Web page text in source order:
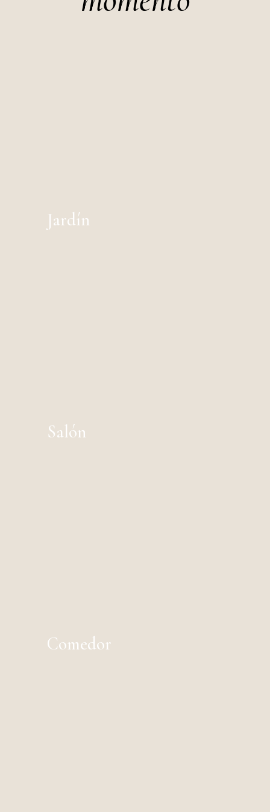
Jardín
Salón
Comedor